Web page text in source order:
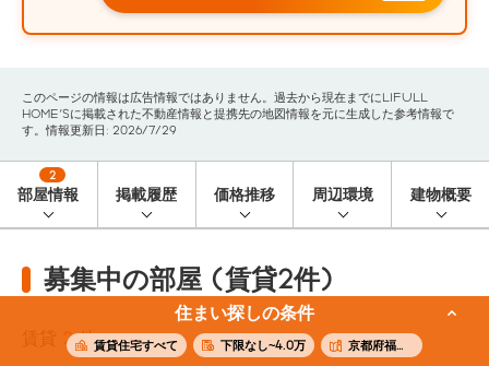
住まい探しの条件
賃貸住宅すべて 下限なし~4.0万 京都府福知山市
このページの情報は広告情報ではありません。過去から現在までにLIFULL
HOME'Sに掲載された不動産情報と提携先の地図情報を元に生成した参考情報で
す。情報更新日: 2026/7/29
部屋情報
2
掲載履歴 価格推移 周辺環境 建物概要
募集中の部屋 (賃貸2件)
2 件